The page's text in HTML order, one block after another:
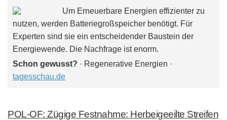
Um Erneuerbare Energien effizienter zu
nutzen, werden Batterie­groß­speicher benötigt. Für
Experten sind sie ein entscheidender Baustein der
Energiewende. Die Nachfrage ist enorm.
Schon gewusst? · Regenerative Energien ·
tagesschau.de
POL-OF: Zügige Festnahme: Herbeigeeilte Streifen